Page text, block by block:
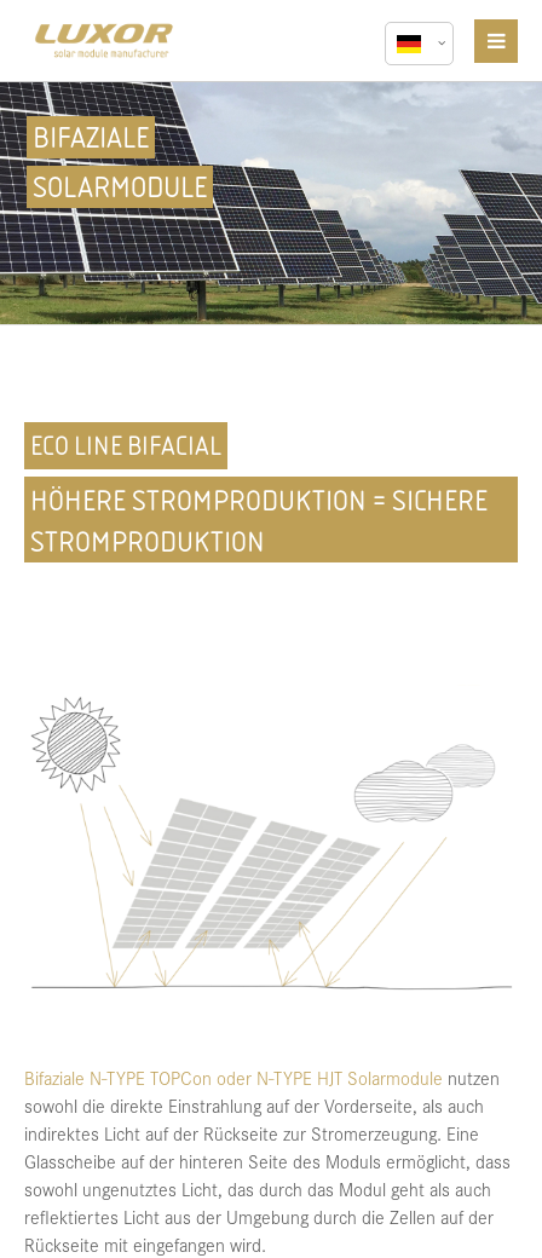
BIFAZIALE
SOLARMODULE
ECO LINE BIFACIAL
HÖHERE STROMPRODUKTION = SICHERE
STROMPRODUKTION
Bifaziale N-TYPE TOPConoder N-TYPE HJT Solarmodule nutzen
sowohl die direkte Einstrahlung auf der Vorderseite, als auch
indirektes Licht auf der Rückseite zur Stromerzeugung. Eine
Glasscheibe auf der hinteren Seite des Moduls ermöglicht, dass
sowohl ungenutztes Licht, das durch das Modul geht als auch
reflektiertes Licht aus der Umgebung durch die Zellen auf der
Rückseite mit eingefangen wird.